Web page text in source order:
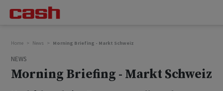
Home News Morning Briefing - Markt Schweiz
NEWS
Morning Briefing - Markt Schweiz